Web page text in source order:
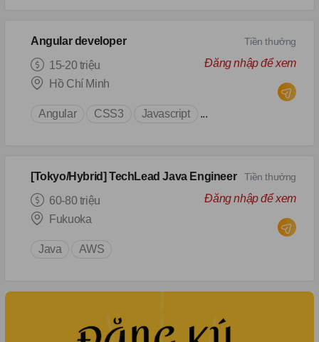
Angular developer
15-20 triệu
Hồ Chí Minh
Angular CSS3 Javascript ...
Tiền thưởng
Đăng nhập để xem
[Tokyo/Hybrid] TechLead Java Engineer
60-80 triệu
Fukuoka
Java AWS
Tiền thưởng
Đăng nhập để xem